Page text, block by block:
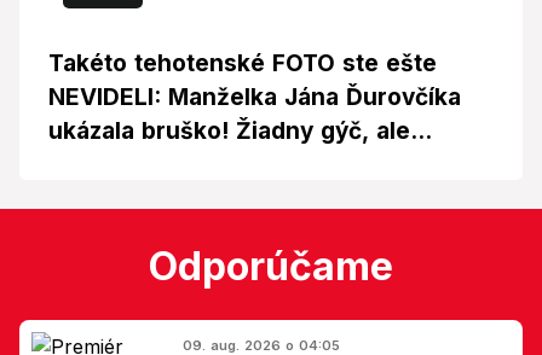
Takéto tehotenské FOTO ste ešte
NEVIDELI: Manželka Jána Ďurovčíka
ukázala bruško! Žiadny gýč, ale...
Odporúčame
09. aug. 2026 o 04:05